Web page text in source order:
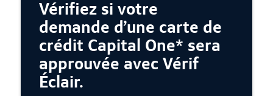
Vérifiez si votre
demande d’une carte de
crédit Capital One* sera
approuvée avec Vérif
Éclair.